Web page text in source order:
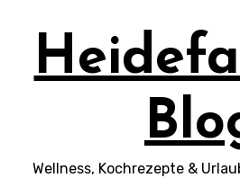
Wellness, Kochrezepte &